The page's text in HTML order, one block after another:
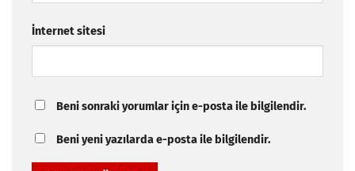
İnternet sitesi
Beni sonraki yorumlar için e-posta ile bilgilendir.
Beni yeni yazılarda e-posta ile bilgilendir.